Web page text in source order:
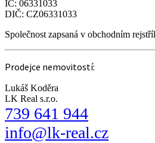
IČ: 06331033
DIČ: CZ06331033
Společnost zapsaná v obchodním
Prodejce nemovitostí:
Lukáš Koděra
LK Real s.r.o.
739 641 944
info@lk-real.cz